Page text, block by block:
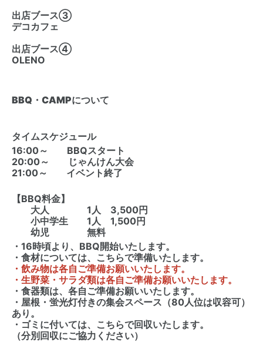
出店ブース③
デコカフェ
出店ブース④
OLENO
BBQ・CAMPについて
タイムスケジュール
16:00～ BBQスタート
20:00～ じゃんけん大会
21:00～ イベント終了
【BBQ料金】
大人 1人 3,500円
小中学生 1人 1,500円
幼児 無料
・16時頃より、BBQ開始いたします。
・食材については、こちらで準備いたします。
・飲み物は各自ご準備お願いいたします。
・生野菜・サラダ類は各自ご準備お願いいたします。
・食器類は、各自ご準備お願いいたします。
・屋根・蛍光灯付きの集会スペース（80人位は収容可）
あり。
・ゴミに付いては、こちらで回収いたします。
（分別回収にご協力ください）